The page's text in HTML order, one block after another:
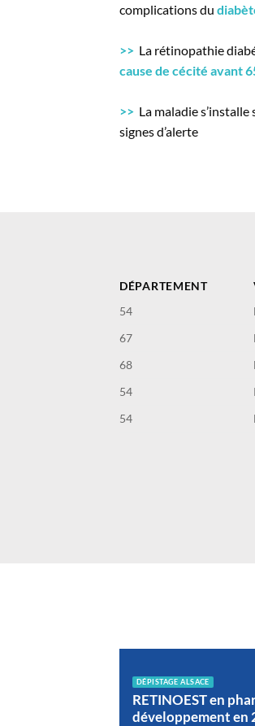
complications du
>> La rétinopathie
cause de cécité avant
>> La maladie
signes d’alerte
DÉPARTEMENT
54
67
68
54
54
DÉPISTAGE ALSACE
RETINOEST en
développement en